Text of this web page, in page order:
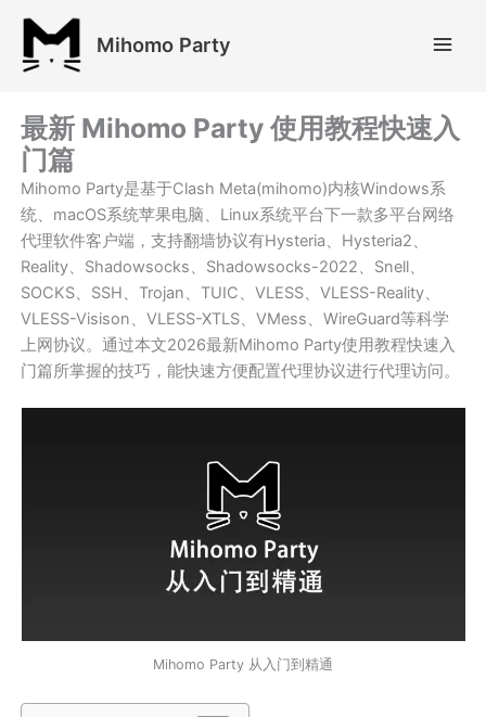
Mihomo Party
最新 Mihomo Party 使用教程快速入
门篇
Mihomo Party是基于Clash Meta(mihomo)内核Windows系
统、macOS系统苹果电脑、Linux系统平台下一款多平台网络
代理软件客户端，支持翻墙协议有Hysteria、Hysteria2、
Reality、Shadowsocks、Shadowsocks-2022、Snell、
SOCKS、SSH、Trojan、TUIC、VLESS、VLESS-Reality、
VLESS-Visison、VLESS-XTLS、VMess、WireGuard等科学
上网协议。通过本文2026最新Mihomo Party使用教程快速入
门篇所掌握的技巧，能快速方便配置代理协议进行代理访问。
Mihomo Party 从入门到精通